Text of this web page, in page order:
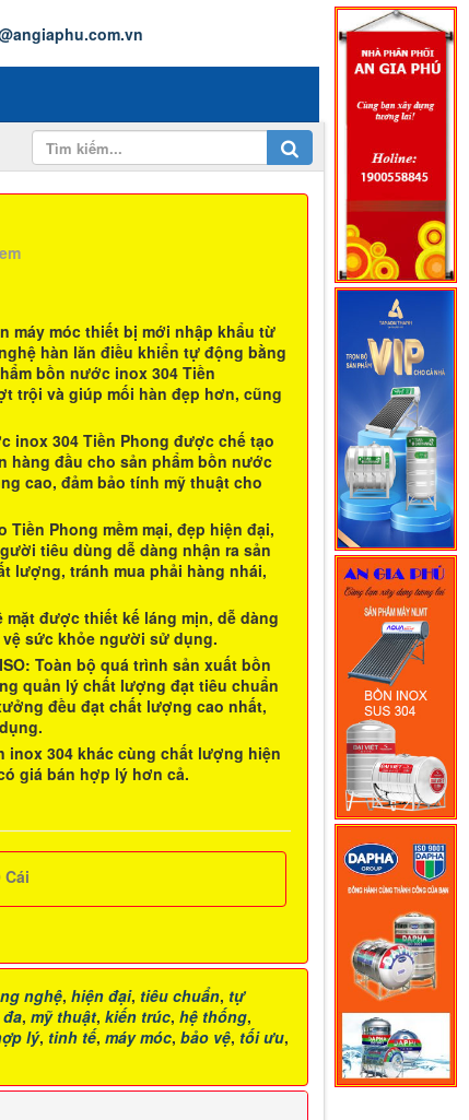
máy móc thiết bị mới nhập khẩu từ
hàn lăn điều khiển tự động bằng
bồn nước inox 304 Tiền
trội và giúp mối hàn đẹp hơn, cũng
inox 304 Tiền Phong được chế tạo
hàng đầu cho sản phẩm bồn nước
cao, đảm bảo tính mỹ thuật cho
Tiền Phong mềm mại, đẹp hiện đại,
tiêu dùng dễ dàng nhận ra sản
lượng, tránh mua phải hàng nhái,
mặt được thiết kế láng mịn, dễ dàng
sức khỏe người sử dụng.
: Toàn bộ quá trình sản xuấtbồn
quản lý chất lượng đạt tiêu chuẩn
đều đạt chất lượng cao nhất,
inox304 khác cùng chất lượng hiện
giá bán hợp lý hơn cả.
Cái
nghệ, hiện đại, tiêu chuẩn, tự
, mỹ thuật, kiến trúc, hệ thống,
lý, tinh tế, máy móc, bảo vệ, tối ưu,